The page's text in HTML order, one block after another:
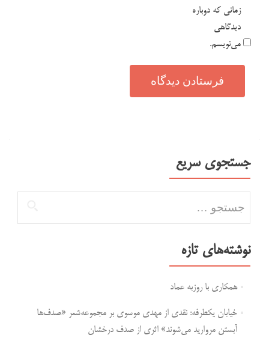
زمانی که دوباره
دیدگاهی
می‌نویسم.
جستجوی سریع
نوشته‌های تازه
همکاری با روزبه عماد
خیابان یکطرفه: نقدی از مهدی موسوی بر مجموعه‌شعر «صدف‌ها
آبستن مروارید می‌شوند» اثری از صدف درخشان